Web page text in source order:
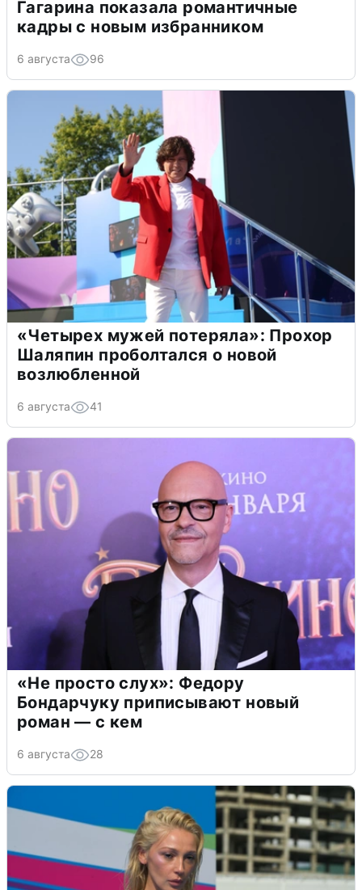
Гагарина показала романтичные
кадры с новым избранником
6 августа 96
«Четырех мужей потеряла»: Прохор
Шаляпин проболтался о новой
возлюбленной
6 августа 41
«Не просто слух»: Федору
Бондарчуку приписывают новый
роман — с кем
6 августа 28